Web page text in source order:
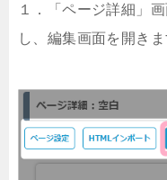
１．「ページ詳細」
し、編集画面を開きま